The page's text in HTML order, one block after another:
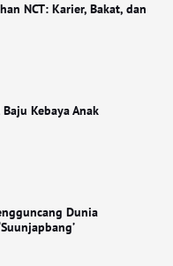
NCT: Karier, Bakat, dan
Kebaya Anak
Dunia